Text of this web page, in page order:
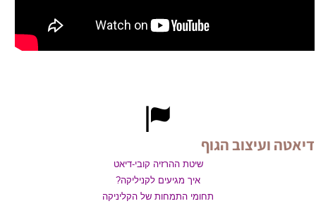
דיאטה ועיצוב הגוף
שיטת ההרזיה קובי-דיאט
איך מגיעים לקניליקה?
תחומי התמחות של הקליניקה